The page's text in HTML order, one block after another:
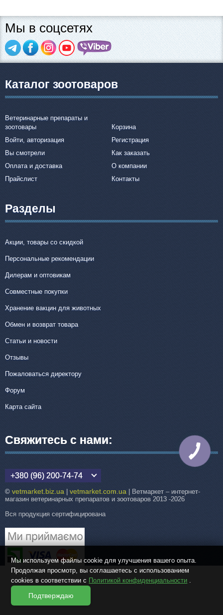
Мы в соцсетях
Каталог зоотоваров
Ветеринарные препараты и
зоотовары
Корзина
Войти, авторизация
Регистрация
Вы смотрели
Как заказать
Оплата и доставка
О компании
Прайслист
Контакты
Разделы
Акции, товары со скидкой
Персональные рекомендации
Дилерам и оптовикам
Совместные покупки
Хранение вакцин для животных
Обмен и возврат товара
Статьи и новости
Отзывы
Пожаловаться директору
Форум
Карта сайта
Свяжитесь с нами:
+380 (96) 200-74-74
© vetmarket.biz.ua vetmarket.com.ua | Ветмаркет – интернет-
магазин ветеринарных препаратов и зоотоваров 2013 -2026
Вся продукция сертифицирована
Мы используем файлы cookie для улучшения вашего опыта.
Продолжая просмотр, вы соглашаетесь с использованием
cookies в соответствии с Политикой конфиденциальности .
Подтверждаю
КНОПКА
СВЯЗИ